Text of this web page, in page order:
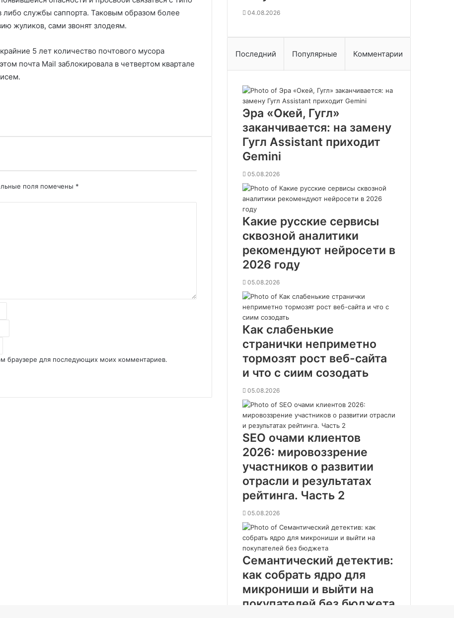
службы саппорта. Таковым образом более
жуликов, сами звонят злодеям.
5 лет количество почтового мусора
почта Mail заблокировала в четвертом квартале
поля помечены *
браузере для последующих моих комментариев.
m04.08.2026
Последний Популярные Комментарии
Эра «Окей, Гугл»
заканчивается: на замену
Гугл Assistant приходит
Gemini
05.08.2026
Какие русские сервисы
сквозной аналитики
рекомендуют нейросети в
2026 году
05.08.2026
Как слабенькие
странички неприметно
тормозят рост веб-сайта
и что с сиим созодать
05.08.2026
SEO очами клиентов
2026: мировоззрение
участников о развитии
отрасли и результатах
рейтинга. Часть 2
05.08.2026
Семантический детектив:
как собрать ядро для
микрониши и выйти на
покупателей без бюджета